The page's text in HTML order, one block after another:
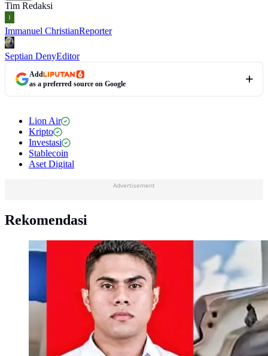
Tim Redaksi
Immanuel ChristianReporter
Septian DenyEditor
Add
as a preferred source on Google
Lion Air
Kripto
Investasi
Stablecoin
Aset Digital
Advertisement
Rekomendasi